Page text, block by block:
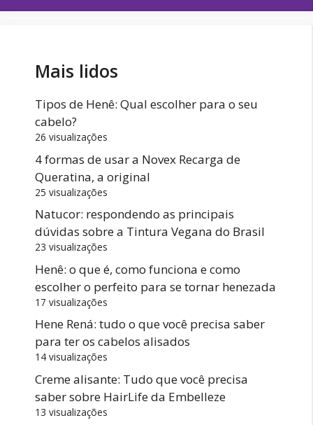
Mais lidos
Tipos de Henê: Qual escolher para o seu
cabelo?
26 visualizações
4 formas de usar a Novex Recarga de
Queratina, a original
25 visualizações
Natucor: respondendo as principais
dúvidas sobre a Tintura Vegana do Brasil
23 visualizações
Henê: o que é, como funciona e como
escolher o perfeito para se tornar henezada
17 visualizações
Hene Rená: tudo o que você precisa saber
para ter os cabelos alisados
14 visualizações
Creme alisante: Tudo que você precisa
saber sobre HairLife da Embelleze
13 visualizações